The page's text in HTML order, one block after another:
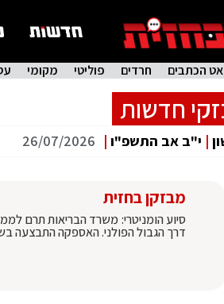
הכתבים חרדים פוליטי מקומי
חדשות
| י"ב אב התשפ"ו |
26/07/2026
מבזקן בחזית
סיוע הומניטרי: משרד הבריאות תרם
דרך הגבול הפולני. האספקה התבצעה